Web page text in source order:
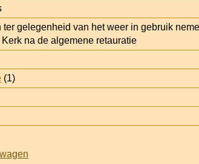
ter gelegenheid van het weer in gebruik
Kerk na de algemene retauratie
(1)